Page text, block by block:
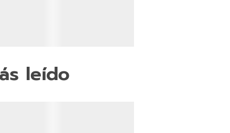
leído